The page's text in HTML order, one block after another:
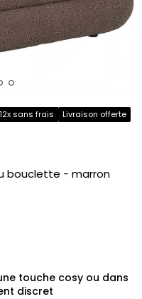
sans frais Livraison offerte
bouclette - marron
touche cosy ou dans
discret